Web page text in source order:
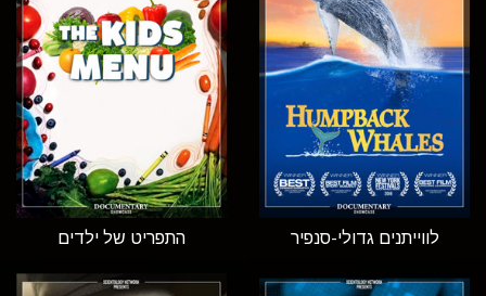
לווייתנים גדולי-סנפיר התפריט של ילדים